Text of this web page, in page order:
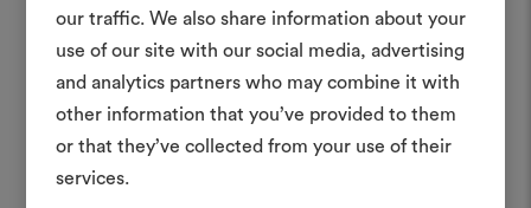
our traffic. We also share information about your
use of our site with our social media, advertising
and analytics partners who may combine it with
other information that you’ve provided to them
or that they’ve collected from your use of their
services.
Crea
Uno strumento interattivo
e condividere le tue idee,